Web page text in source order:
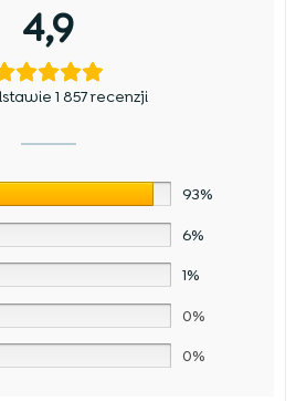
4,9
1 857 recenzji
93%
6%
1%
0%
0%